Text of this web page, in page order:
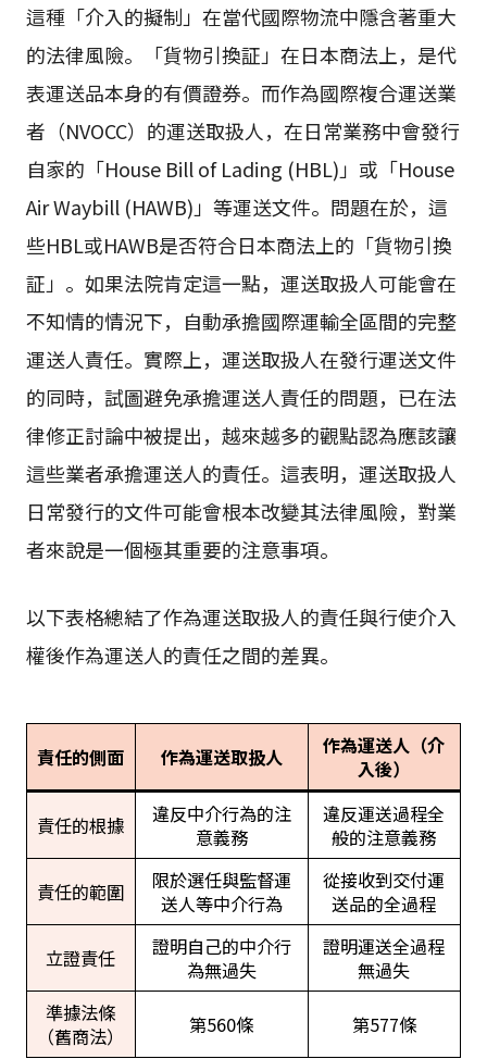
這種「介入的擬制」在當代國際物流中隱含著重大
的法律風險。「貨物引換証」在日本商法上，是代
表運送品本身的有價證券。而作為國際複合運送業
者（NVOCC）的運送取扱人，在日常業務中會發行
自家的「House Bill of Lading (HBL)」或「House
Air Waybill (HAWB)」等運送文件。問題在於，這
些HBL或HAWB是否符合日本商法上的「貨物引換
証」。如果法院肯定這一點，運送取扱人可能會在
不知情的情況下，自動承擔國際運輸全區間的完整
運送人責任。實際上，運送取扱人在發行運送文件
的同時，試圖避免承擔運送人責任的問題，已在法
律修正討論中被提出，越來越多的觀點認為應該讓
這些業者承擔運送人的責任。這表明，運送取扱人
日常發行的文件可能會根本改變其法律風險，對業
者來說是一個極其重要的注意事項。
以下表格總結了作為運送取扱人的責任與行使介入
權後作為運送人的責任之間的差異。
責任的側面 作為運送取扱人
作為運送人（介
入後）
責任的根據
違反中介行為的注
意義務
違反運送過程全
般的注意義務
責任的範圍
限於選任與監督運
送人等中介行為
從接收到交付運
送品的全過程
立證責任
證明自己的中介行
為無過失
證明運送全過程
無過失
準據法條
（舊商法）
第560條 第577條